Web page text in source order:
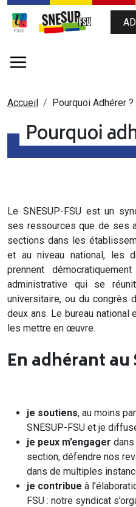
Aller au contenu principal
Fil d'Ariane
Accueil Pourquoi Adhérer ?
Pourquoi
Le SNESUP-FSU est un
ses ressources que de ses
sections dans les
et au niveau national, les
prennent
administrative qui se
universitaire, ou du congrès
deux ans. Le bureau national
les mettre en œuvre.
En adhérant au
je soutiens, au moins
SNESUP-FSU et je
je peux m’engager
section, défendre nos
dans de multiples
je contribue à
FSU : notre syndicat